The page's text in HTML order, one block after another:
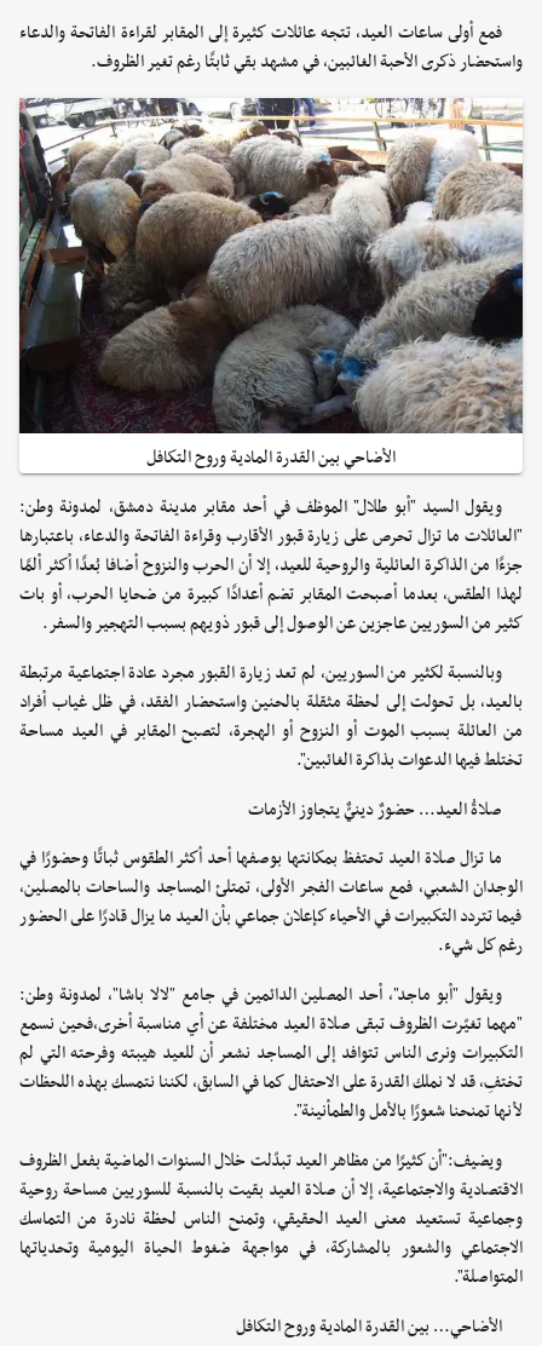
فمع أولى ساعات العيد، تتجه عائلات كثيرة إلى المقابر لقراءة الفاتحة والدعاء
واستحضار ذكرى الأحبة الغائبين، في مشهد بقي ثابتًا رغم تغير الظروف.
الأضاحي بين القدرة المادية وروح التكافل
ويقول السيد "أبو طلال" الموظف في أحد مقابر مدينة دمشق، لمدونة وطن:
"العائلات ما تزال تحرص على زيارة قبور الأقارب وقراءة الفاتحة والدعاء، باعتبارها
جزءًا من الذاكرة العائلية والروحية للعيد، إلا أن الحرب والنزوح أضافا بُعدًا أكثر ألمًا
لهذا الطقس، بعدما أصبحت المقابر تضم أعدادًا كبيرة من ضحايا الحرب، أو بات
كثير من السوريين عاجزين عن الوصول إلى قبور ذويهم بسبب التهجير والسفر.
وبالنسبة لكثير من السوريين، لم تعد زيارة القبور مجرد عادة اجتماعية مرتبطة
بالعيد، بل تحولت إلى لحظة مثقلة بالحنين واستحضار الفقد، في ظل غياب أفراد
من العائلة بسبب الموت أو النزوح أو الهجرة، لتصبح المقابر في العيد مساحة
تختلط فيها الدعوات بذاكرة الغائبين".
صلاةُ العيد… حضورٌ دينيٌّ يتجاوز الأزمات
ما تزال صلاة العيد تحتفظ بمكانتها بوصفها أحد أكثر الطقوس ثباتًا وحضورًا في
الوجدان الشعبي، فمع ساعات الفجر الأولى، تمتلئ المساجد والساحات بالمصلين،
فيما تتردد التكبيرات في الأحياء كإعلان جماعي بأن العيد ما يزال قادرًا على الحضور
رغم كل شيء.
ويقول "أبو ماجد"، أحد المصلين الدائمين في جامع "لالا باشا"، لمدونة وطن:
"مهما تغيّرت الظروف تبقى صلاة العيد مختلفة عن أي مناسبة أخرى،فحين نسمع
التكبيرات ونرى الناس تتوافد إلى المساجد نشعر أن للعيد هيبته وفرحته التي لم
تختفِ، قد لا نملك القدرة على الاحتفال كما في السابق، لكننا نتمسك بهذه اللحظات
لأنها تمنحنا شعورًا بالأمل والطمأنينة".
ويضيف:"أن كثيرًا من مظاهر العيد تبدّلت خلال السنوات الماضية بفعل الظروف
الاقتصادية والاجتماعية، إلا أن صلاة العيد بقيت بالنسبة للسوريين مساحة روحية
وجماعية تستعيد معنى العيد الحقيقي، وتمنح الناس لحظة نادرة من التماسك
الاجتماعي والشعور بالمشاركة، في مواجهة ضغوط الحياة اليومية وتحدياتها
المتواصلة".
الأضاحي… بين القدرة المادية وروح التكافل